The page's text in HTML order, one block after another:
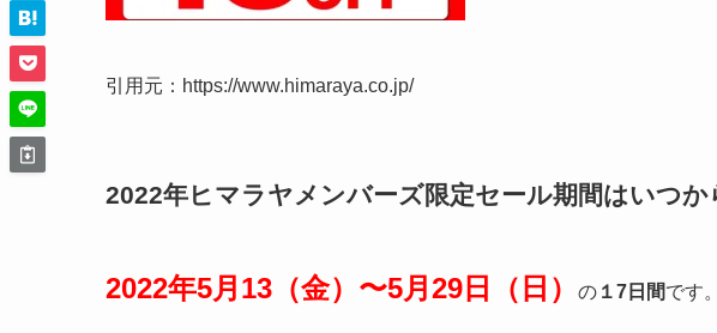
引用元：https://www.himaraya.co.jp/
2022年ヒマラヤメンバーズ限定セール期間はいつか
2022年5月13（金）〜5月29日（日） の １7日間です。